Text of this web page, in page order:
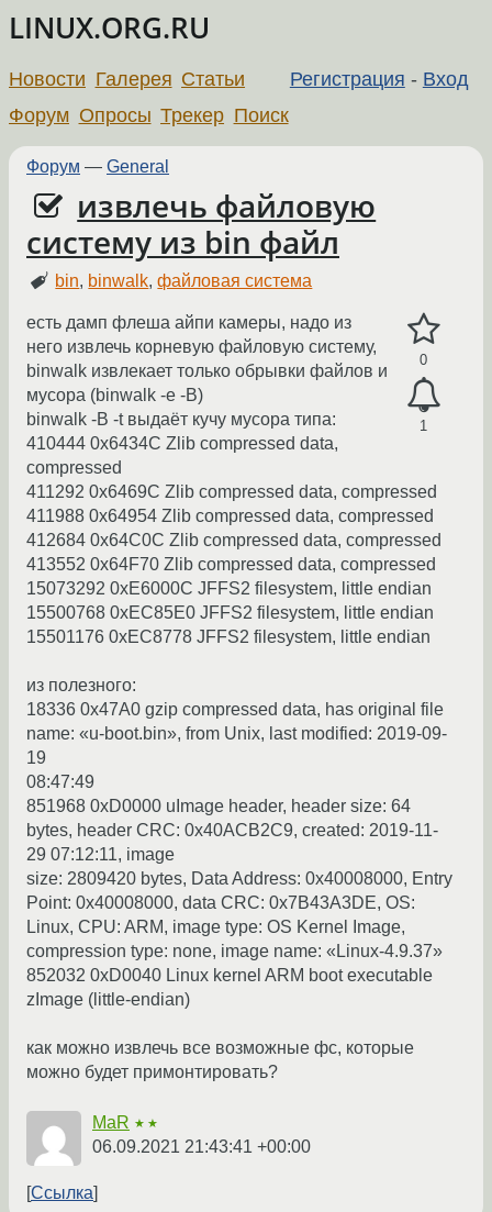
LINUX.ORG.RU
Регистрация - Вход
Новости Галерея Статьи
Форум Опросы Трекер Поиск
Форум — General
извлечь файловую
систему из bin файл
bin, binwalk,файловая система
0
1
есть дамп флеша айпи камеры, надо из
него извлечь корневую файловую систему,
binwalk извлекает только обрывки файлов и
мусора (binwalk -e -B)
binwalk -B -t выдаёт кучу мусора типа:
410444 0x6434C Zlib compressed data,
compressed
411292 0x6469C Zlib compressed data, compressed
411988 0x64954 Zlib compressed data, compressed
412684 0x64C0C Zlib compressed data, compressed
413552 0x64F70 Zlib compressed data, compressed
15073292 0xE6000C JFFS2 filesystem, little endian
15500768 0xEC85E0 JFFS2 filesystem, little endian
15501176 0xEC8778 JFFS2 filesystem, little endian
из полезного:
18336 0x47A0 gzip compressed data, has original file
name: «u-boot.bin», from Unix, last modified: 2019-09-
19
08:47:49
851968 0xD0000 uImage header, header size: 64
bytes, header CRC: 0x40ACB2C9, created: 2019-11-
29 07:12:11, image
size: 2809420 bytes, Data Address: 0x40008000, Entry
Point: 0x40008000, data CRC: 0x7B43A3DE, OS:
Linux, CPU: ARM, image type: OS Kernel Image,
compression type: none, image name: «Linux-4.9.37»
852032 0xD0040 Linux kernel ARM boot executable
zImage (little-endian)
как можно извлечь все возможные фс, которые
можно будет примонтировать?
MaR ★★
06.09.2021 21:43:41 +00:00
Ссылка